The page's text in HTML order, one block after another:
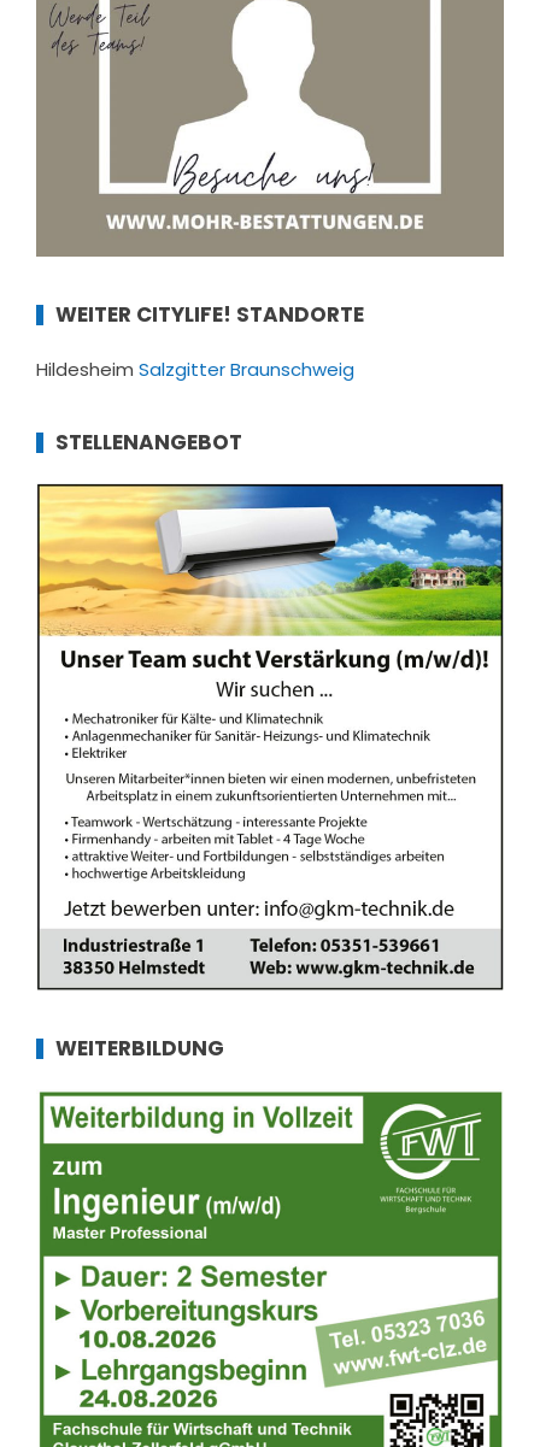
WEITER CITYLIFE! STANDORTE
Hildesheim SalzgitterBraunschweig
STELLENANGEBOT
WEITERBILDUNG